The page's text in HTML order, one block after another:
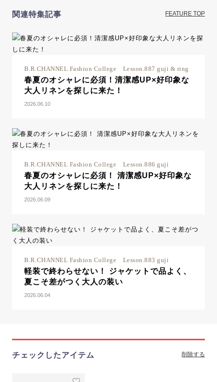
関連特集記事 FEATURE TOP
B.R.CHANNEL Fashion College Lesson.887 guji & ring
春夏のオシャレに必須！清潔感UP×好印象な
大人リネンを探しに来た！
2026.06.10
B.R.CHANNEL Fashion College Lesson.886 guji
春夏のオシャレに必須！ 清潔感UP×好印象な
大人リネンを探しに来た！
2026.06.09
B.R.CHANNEL Fashion College Lesson.883 guji
軽装で終わらせない！ ジャケットで品よく、
夏こそ差がつく大人の装い
2026.06.04
チェックしたアイテム 削除する